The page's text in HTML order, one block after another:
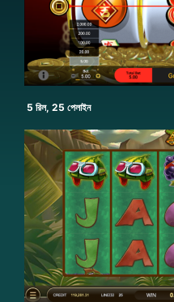
5 রিল, 25 পেলাইন